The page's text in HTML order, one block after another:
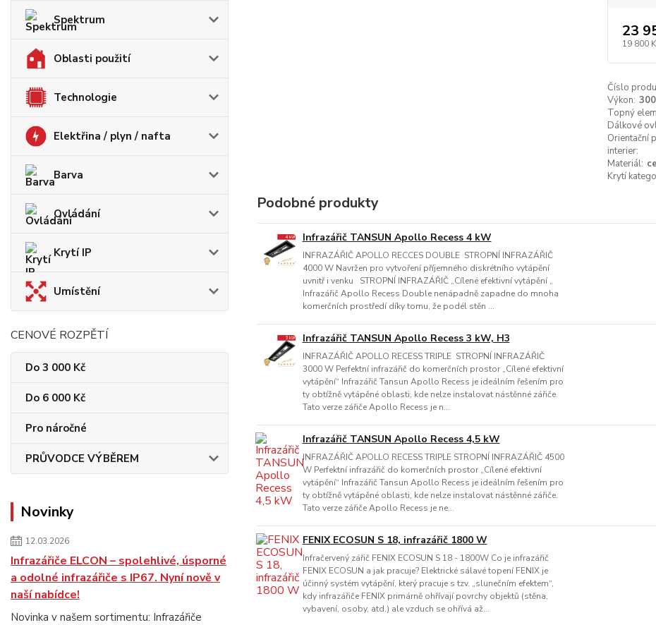
Spektrum
Oblasti použití
Technologie
Elektřina / plyn / nafta
Barva
Ovládání
Krytí IP
Umístění
CENOVÉ ROZPĚTÍ
Do 3 000 Kč
Do 6 000 Kč
Pro náročné
PRŮVODCE VÝBĚREM
Novinky
12.03.2026
Infrazářiče ELCON – spolehlivé, úsporné
a odolné infrazářiče s IP67. Nyní nově v
naší nabídce!
Novinka v našem sortimentu: Infrazářiče
23
19 800
Číslo
Výkon:
Topný
Dálkové
Orientační
interier:
Materiál:
Krytí
Podobné produkty
Infrazářič TANSUN Apollo Recess 4 kW
INFRAZÁŘIČ APOLLO RECCES DOUBLE STROPNÍ INFRAZÁŘIČ
4000 W Navržen pro vytvoření příjemného diskrétního vytápění
uvnitř i venku STROPNÍ INFRAZÁŘIČ „Cílené efektivní vytápění „
Infrazářič Apollo Recess Double nenápadně zapadne do mnoha
komerčních prostředí díky tomu, že podél stěn ...
Infrazářič TANSUN Apollo Recess 3 kW, H3
INFRAZÁŘIČ APOLLO RECESS TRIPLE STROPNÍ INFRAZÁŘIČ
3000 W Perfektní infrazářič do komerčních prostor „Cílené efektivní
vytápění“ Infrazářič Tansun Apollo Recess je ideálním řešením pro
ty obtížně vytápěné oblasti, kde nelze instalovat nástěnné zářiče.
Tato verze zářiče Apollo Recess je n...
Infrazářič TANSUN Apollo Recess 4,5 kW
INFRAZÁŘIČ APOLLO RECESS TRIPLE STROPNÍ INFRAZÁŘIČ 4500
W Perfektní infrazářič do komerčních prostor „Cílené efektivní
vytápění“ Infrazářič Tansun Apollo Recess je ideálním řešením pro
ty obtížně vytápěné oblasti, kde nelze instalovat nástěnné zářiče.
Tato verze zářiče Apollo Recess je ne...
FENIX ECOSUN S 18, infrazářič 1800 W
Infračervený zářič FENIX ECOSUN S 18 - 1800W Co je infrazářič
FENIX ECOSUN a jak pracuje? Elektrické sálavé topení FENIX je
účinný systém vytápění, který pracuje s tzv. „slunečním efektem“,
kdy infrazářiče FENIX primárně ohřívají povrchy objektů (stěna,
vybavení, osoby, atd.) ale vzduch se ohřívá až...